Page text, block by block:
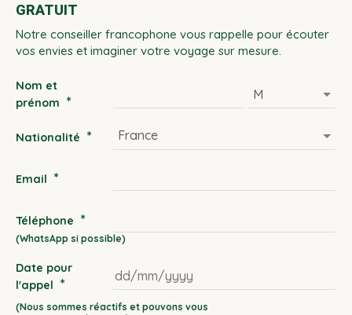
GRATUIT
Notre conseiller francophone vous rappelle pour écouter
vos envies et imaginer votre voyage sur mesure.
Nom et
prénom *
Nationalité *
Email *
Téléphone *
Date pour
l'appel *
DD